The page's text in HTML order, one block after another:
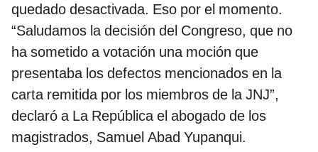
quedado desactivada. Eso por el momento.
“Saludamos la decisión del Congreso, que no
ha sometido a votación una moción que
presentaba los defectos mencionados en la
carta remitida por los miembros de la JNJ”,
declaró a La República el abogado de los
magistrados, Samuel Abad Yupanqui.